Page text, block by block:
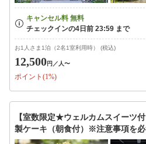
お1人さま1泊（2名1室利用時） (税込)
12,500円 ／人〜
ポイント(1%)
【室数限定★ウェルカムスイーツ
製ケーキ（朝食付）※注意事項を